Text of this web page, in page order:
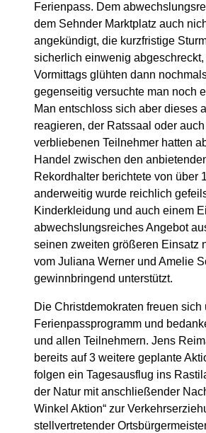
Ferienpass. Dem
dem Sehnder Marktplatz auch
angekündigt, die kurzfristige
sicherlich einwenig
Vormittags glühten dann
gegenseitig versuchte man noch
Man entschloss sich aber dieses
reagieren, der Ratssaal oder
verbliebenen Teilnehmer hatten
Handel zwischen den
Rekordhalter berichtete von über
anderweitig wurde reichlich
Kinderkleidung und auch einem
abwechslungsreiches Angebot
seinen zweiten größeren Einsatz
vom Juliana Werner und Amelie
gewinnbringend unterstützt.
Die Christdemokraten freuen
Ferienpassprogramm und
und allen Teilnehmern. Jens
bereits auf 3 weitere geplante
folgen ein Tagesausflug ins
der Natur mit anschließender
Winkel Aktion“ zur
stellvertretender